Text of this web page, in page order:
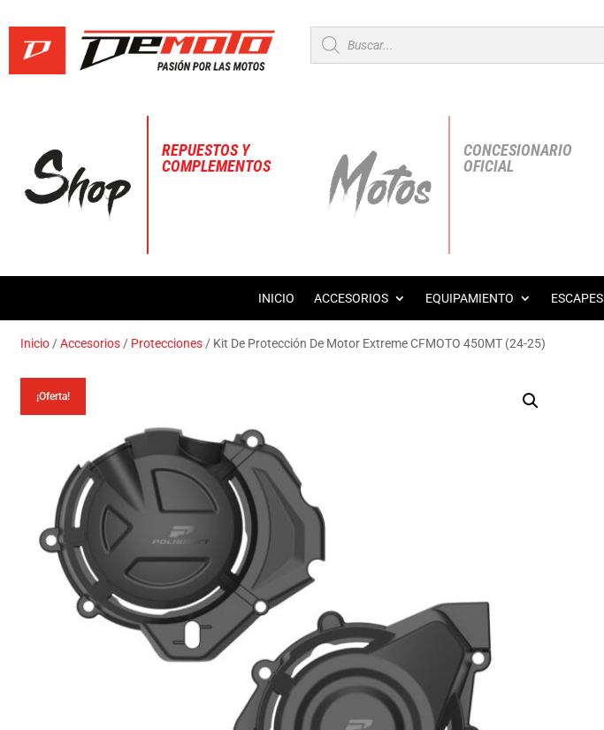
Búsqueda
de
productos
REPUESTOS Y
COMPLEMENTOS
CONCESIONARIO
OFICIAL
INICIO ACCESORIOS EQUIPAMIENTO ESCAPES
Inicio /Accesorios / Protecciones / Kit De Protección De Motor Extreme CFMOTO 450MT (24-25)
¡Oferta!